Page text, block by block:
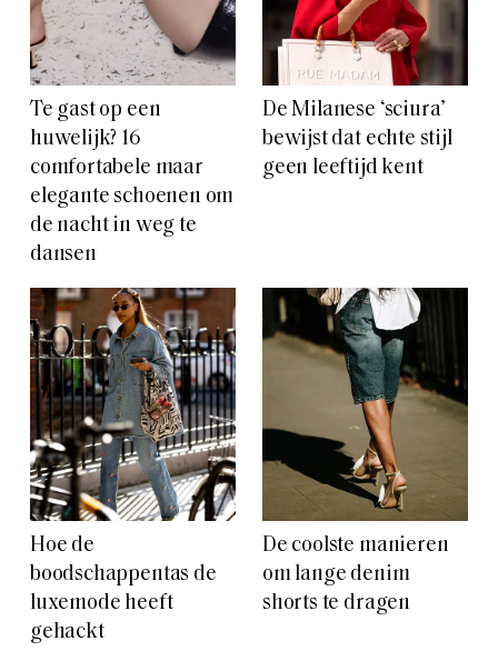
Te gast op een
huwelijk? 16
comfortabele maar
elegante schoenen om
de nacht in weg te
dansen
De Milanese ‘sciura’
bewijst dat echte stijl
geen leeftijd kent
Hoe de
boodschappentas de
luxemode heeft
gehackt
De coolste manieren
om lange denim
shorts te dragen